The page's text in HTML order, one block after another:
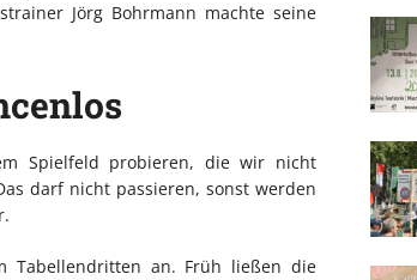
Jörg Bohrmann machte seine
Spielfeld probieren, die wir nicht
darf nicht passieren, sonst werden
Tabellendritten an. Früh ließen die